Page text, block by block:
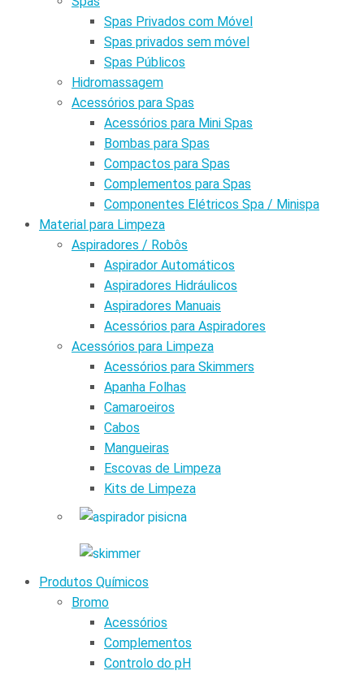
Spas Privados com Móvel
Spas privados sem móvel
Spas Públicos
Hidromassagem
Acessórios para Spas
Acessórios para Mini Spas
Bombas para Spas
Compactos para Spas
Complementos para Spas
Componentes Elétricos Spa / Minispa
Material para Limpeza
Aspiradores / Robôs
Aspirador Automáticos
Aspiradores Hidráulicos
Aspiradores Manuais
Acessórios para Aspiradores
Acessórios para Limpeza
Acessórios para Skimmers
Apanha Folhas
Camaroeiros
Cabos
Mangueiras
Escovas de Limpeza
Kits de Limpeza
Produtos Químicos
Bromo
Acessórios
Complementos
Controlo do pH